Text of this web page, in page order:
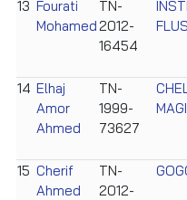
13 Fourati
Mohamed
TN-
2012-
16454
14 Elhaj
Amor
Ahmed
TN-
1999-
73627
15 Cherif
Ahmed
TN-
2012-